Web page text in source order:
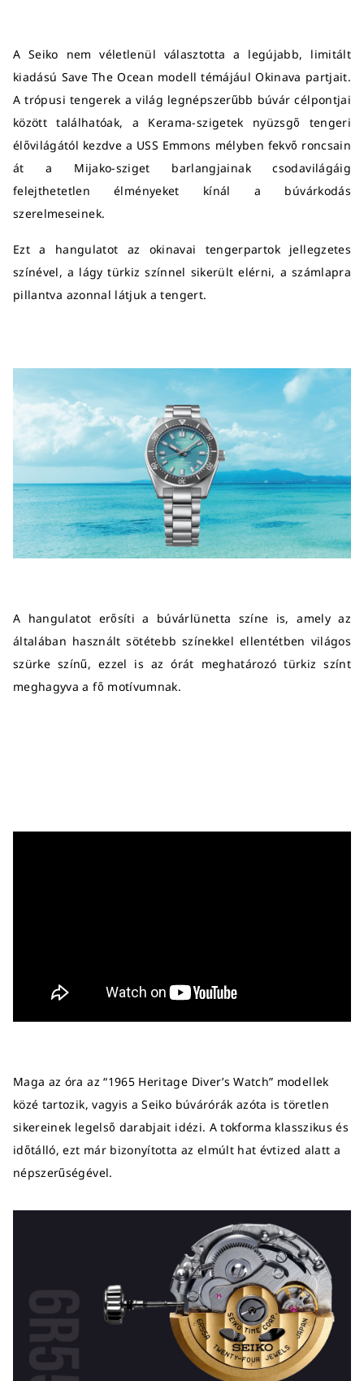
A Seiko nem véletlenül választotta a legújabb, limitált
kiadású Save The Ocean modell témájául Okinava partjait.
A trópusi tengerek a világ legnépszerűbb búvár célpontjai
között találhatóak, a Kerama-szigetek nyüzsgő tengeri
élővilágától kezdve a USS Emmons mélyben fekvő roncsain
át a Mijako-sziget barlangjainak csodavilágáig
felejthetetlen élményeket kínál a búvárkodás
szerelmeseinek.
Ezt a hangulatot az okinavai tengerpartok jellegzetes
színével, a lágy türkiz színnel sikerült elérni, a számlapra
pillantva azonnal látjuk a tengert.
A hangulatot erősíti a búvárlünetta színe is, amely az
általában használt sötétebb színekkel ellentétben világos
szürke színű, ezzel is az órát meghatározó türkiz színt
meghagyva a fő motívumnak.
Maga az óra az “1965 Heritage Diver’s Watch” modellek
közé tartozik, vagyis a Seiko búvárórák azóta is töretlen
sikereinek legelső darabjait idézi. A tokforma klasszikus és
időtálló, ezt már bizonyította az elmúlt hat évtized alatt a
népszerűségével.